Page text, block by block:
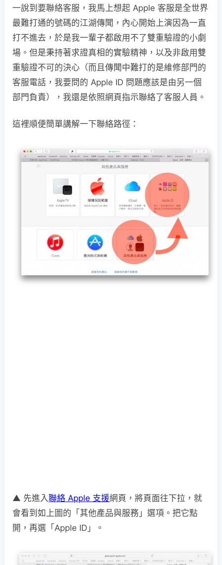
一說到要聯絡客服，我馬上想起 Apple 客服是全世界
最難打通的號碼的江湖傳聞，內心開始上演因為一直
打不進去，於是我一輩子都啟用不了雙重驗證的小劇
場。但是秉持著求證真相的實驗精神，以及非啟用雙
重驗證不可的決心（而且傳聞中難打的是維修部門的
客服電話，我要問的 Apple ID 問題應該是由另一個
部門負責），我還是依照網頁指示聯絡了客服人員。
這裡順便簡單講解一下聯絡路徑：
▲ 先進入聯絡 Apple 支援網頁，將頁面往下拉，就
會看到如上圖的「其他產品與服務」選項。把它點
開，再選「Apple ID」。